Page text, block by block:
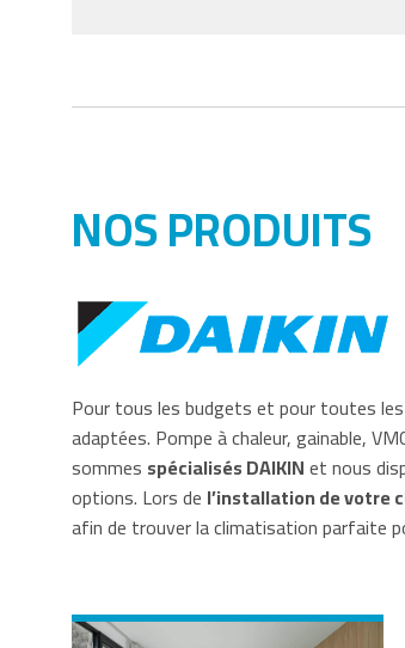
NOS PRODUITS
Pour tous les budgets et pour toutes
adaptées. Pompe à chaleur, gainable,
sommes spécialisés DAIKINet nous
options. Lors de l’installation de votre
afin de trouver la climatisation parfaite